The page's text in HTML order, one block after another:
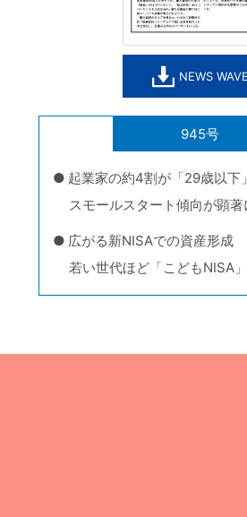
NEWS WAVE
945号
起業家の約4割が「29歳以下」
スモールスタート傾向が顕著
広がる新NISAでの資産形成
若い世代ほど「こどもNISA